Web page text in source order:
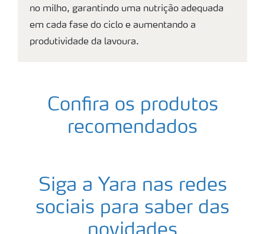
no milho, garantindo uma nutrição adequada
em cada fase do ciclo e aumentando a
produtividade da lavoura.
Confira os produtos
recomendados
Siga a Yara nas redes
sociais para saber das